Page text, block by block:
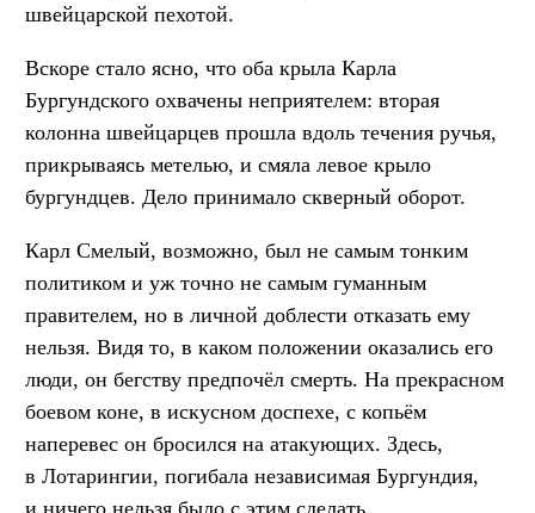
швейцарской пехотой.
Вскоре стало ясно, что оба крыла Карла
Бургундского охвачены неприятелем: вторая
колонна швейцарцев прошла вдоль течения ручья,
прикрываясь метелью, и смяла левое крыло
бургундцев. Дело принимало скверный оборот.
Карл Смелый, возможно, был не самым тонким
политиком и уж точно не самым гуманным
правителем, но в личной доблести отказать ему
нельзя. Видя то, в каком положении оказались его
люди, он бегству предпочёл смерть. На прекрасном
боевом коне, в искусном доспехе, с копьём
наперевес он бросился на атакующих. Здесь,
в Лотарингии, погибала независимая Бургундия,
и ничего нельзя было с этим сделать.